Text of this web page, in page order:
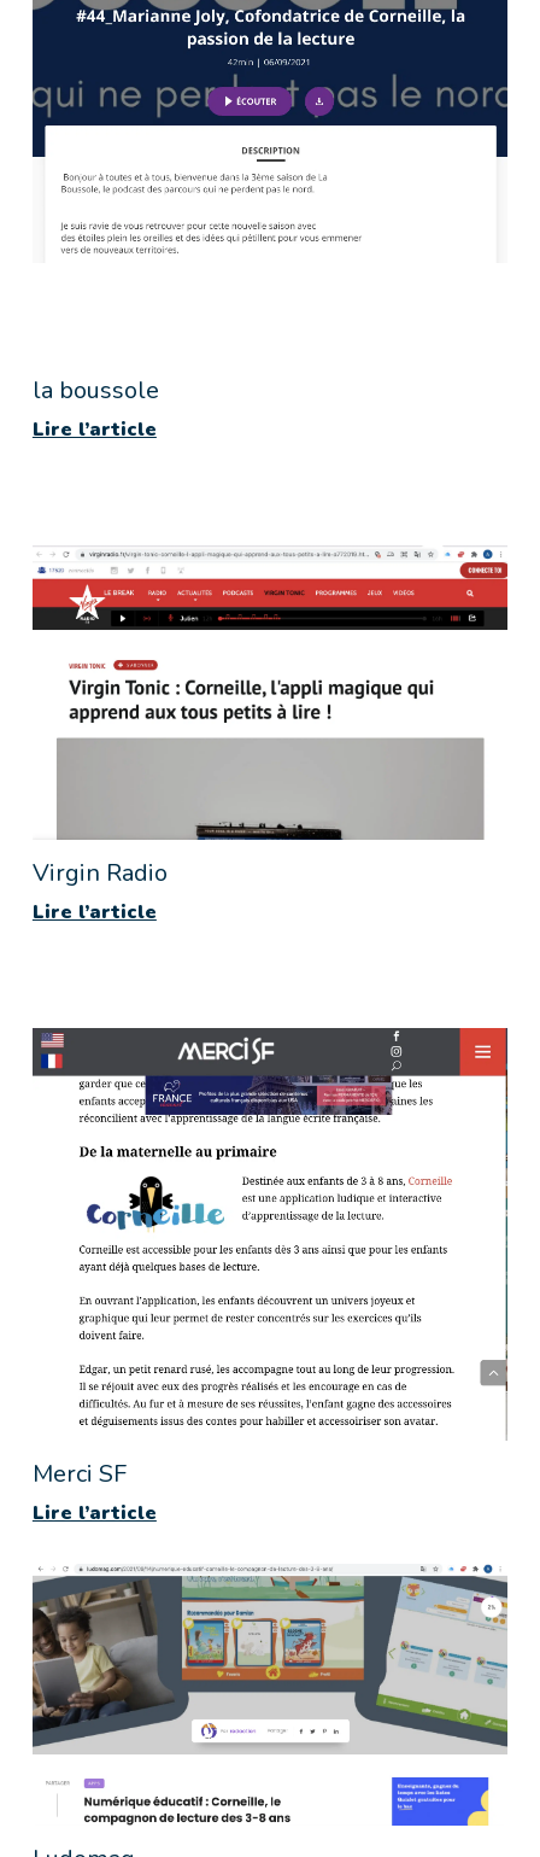
la boussole
Lire l’article
Virgin Radio
Lire l’article
Merci SF
Lire l’article